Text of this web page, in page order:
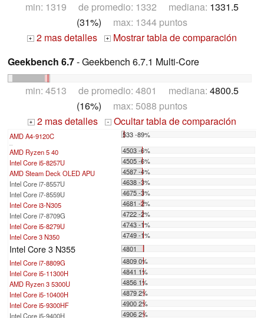
min: 1319 de promedio: 1332 mediana: 1331.5
(31%) max: 1344 puntos
+ 2 mas detalles +
Mostrar tabla de comparación
Geekbench 6.7- Geekbench 6.7.1 Multi-Core
min: 4513 de promedio: 4801 mediana: 4800.5
(16%) max: 5088 puntos
+ 2 mas detalles - Ocultar tabla de comparación
AMD A4-9120C 533 -89%
...
AMD Ryzen 5 40
4503 -6%
Intel Core i5-8257U
4505 -6%
AMD Steam Deck OLED APU
4587 -4%
Intel Core i7-8557U
4638 -3%
Intel Core i7-8559U
4675 -3%
Intel Core i3-N305
4681 -2%
Intel Core i7-8709G
4722 -2%
Intel Core i5-8279U
4743 -1%
Intel Core 3 N350
4749 -1%
Intel Core 3 N355
4801
Intel Core i7-8809G
4809 0%
Intel Core i5-11300H
4841 1%
AMD Ryzen 3 5300U
4856 1%
Intel Core i5-10400H
4879 2%
Intel Core i5-9300HF
4900 2%
Intel Core i5-9400H
4906 2%